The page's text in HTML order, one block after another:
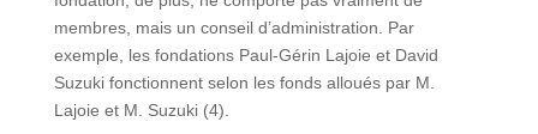
membres, mais un conseil d’administration. Par
exemple, les fondations Paul-Gérin Lajoie et David
Suzuki fonctionnent selon les fonds alloués par M.
Lajoie et M. Suzuki (4).